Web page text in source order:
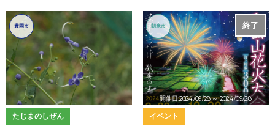
豊岡市
たじまのしぜん
開催日:2024/09/28～ 2024/09/28
終了
朝来市
イベント